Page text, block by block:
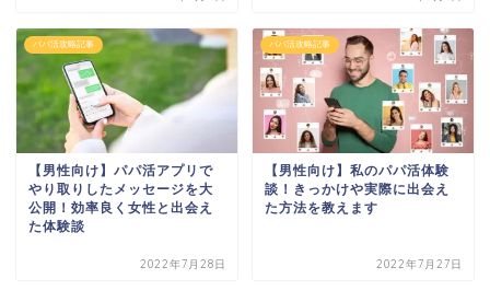
パパ活攻略記事
【男性向け】パパ活アプリで
やり取りしたメッセージを大
公開！効率良く女性と出会え
た体験談
2022年7月28日
パパ活攻略記事
【男性向け】私のパパ活体験
談！きっかけや実際に出会え
た方法を教えます
2022年7月27日